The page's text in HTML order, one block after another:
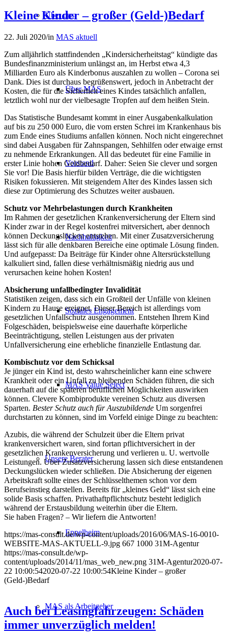
Über uns
Über MAS
Vorstand
Nachhaltigkeit
Soziales Engagement
MAS Value Select
Unsere Berater
Eppelheim
MAS als Arbeitgeber
Kleine Kinder – großer (Geld-)Bedarf
22. Juli 2020/in MAS aktuell
Zum alljährlich stattfindenden „Kindersicherheitstag“ kündigte das
Bundesfinanzministerium unlängst an, im Herbst etwa 4,3
Milliarden Euro als Kinderbonus auszahlen zu wollen – Corona sei
Dank. Dies ist durchaus begrüßenswert, jedoch in Anbetracht der
Kosten, die für die Sicherheit eines Kindes tatsächlich anfallen,
letztlich wohl nur der vielbesagte Tropfen auf dem heißen Stein.
Das Statistische Bundesamt kommt in einer Ausgabenkalkulation
auf bis zu 250 000 Euro, die vom ersten Schrei im Krankenhaus bis
zum Ende eines Studiums anfallen können. Noch nicht eingerechnet
sind dabei Ausgaben für Zahnspangen, Sehhilfen oder etwaige ernst
zu nehmende Erkrankungen. All das bedeutet für eine Familie in
erster Linie hohen Geldbedarf. Daher: Seien Sie clever und sorgen
Sie vor! Die Basis hierfür bilden Verträge, die die wichtigsten
Risiken fokussieren. Mit steigendem Alter des Kindes lassen sich
diese zur Optimierung des Schutzes weiter ausbauen.
Schutz vor Mehrbelastungen durch Krankheiten
Im Rahmen der gesetzlichen Krankenversicherung der Eltern sind
Kinder zwar in der Regel kostenfrei mitversichert, aber dennoch
können Deckungslücken entstehen. Mit einer Zusatzversicherung
lässt sich für alle denkbaren Bereiche eine optimale Lösung finden.
Und aufgepasst: Da Beiträge für Kinder ohne Altersrückstellung
kalkuliert sind, fallen diese verhältnismäßig niedrig aus und
verursachen keine hohen Kosten!
Absicherung unfallbedingter Invalidität
Statistiken zeigen, dass sich ein Großteil der Unfälle von kleinen
Kindern zu Hause ereignet. Dieser Bereich ist allerdings vom
gesetzlichen Unfallschutz ausgenommen. Entstehen Ihrem Kind
Folgeschäden, beispielsweise eine dauerhafte körperliche
Beeinträchtigung, stellen Leistungen aus der privaten
Unfallversicherung eine erhebliche finanzielle Entlastung dar.
Kombischutz vor dem Schicksal
Je jünger ein Kind ist, desto wahrscheinlicher kann eine schwere
Krankheit oder ein Unfall zu bleibenden Schäden führen, die sich
dauerhaft auf die späteren beruflichen Möglichkeiten auswirken
können. Clevere Kombiprodukte vereinen Schutz aus diversen
Sparten. Bester Schutz auch für Auszubildende Um sorgenfrei
durchstarten zu können, sind im Vorfeld einige Dinge zu beachten:
Azubis, die während der Schulzeit über die Eltern privat
krankenversichert waren, sind fortan pflichtversichert in der
gesetzlichen Krankenversicherung und verlieren u. U. wertvolle
Leistungen. Über Zusatzversicherung lassen sich diese entstandenen
Deckungslücken wieder schließen. Die Absicherung der eigenen
Arbeitskraft sollte eines der Schlüsselthemen schon vor dem
Berufseinstieg darstellen. Bereits für „kleines Geld“ lässt sich eine
solide Basis schaffen. Privathaftpflichtschutz besteht lediglich
während der Erstausbildung weiterhin über die Eltern.
Sie haben Fragen? – Wir liefern die Antworten!
https://mas-consult.de/wp-content/uploads/2016/06/MAS-16-0010-
WEBSITE-MAS-AKTUELL-9.jpg 667 1000 31M-Agentur
https://mas-consult.de/wp-
content/uploads/2014/11/mas_web_new.png 31M-Agentur2020-07-
22 10:00:542020-07-22 10:00:54Kleine Kinder – großer
(Geld-)Bedarf
Auch bei Leasingfahrzeugen: Schäden
immer unverzüglich melden!